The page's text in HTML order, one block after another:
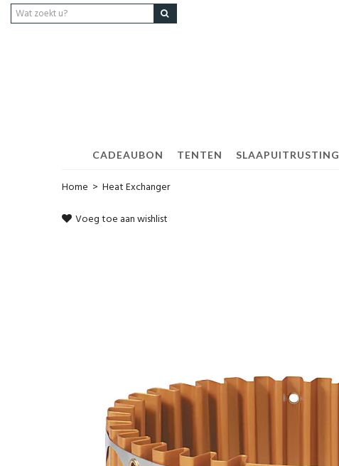
CADEAUBON TENTEN SLAAPUITRUSTING
Home > Heat Exchanger
Voeg toe aan wishlist